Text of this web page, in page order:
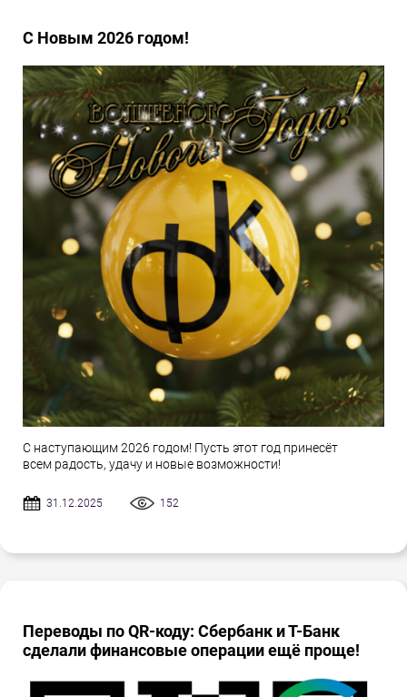
С Новым 2026 годом!
С наступающим 2026 годом! Пусть этот год принесёт
всем радость, удачу и новые возможности!
31.12.2025 152
Переводы по QR-коду: Сбербанк и Т-Банк
сделали финансовые операции ещё проще!